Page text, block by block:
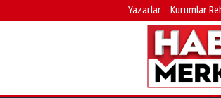
Yazarlar Kurumlar